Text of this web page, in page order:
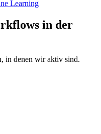
Learning
in der
, in denen wir aktiv sind.